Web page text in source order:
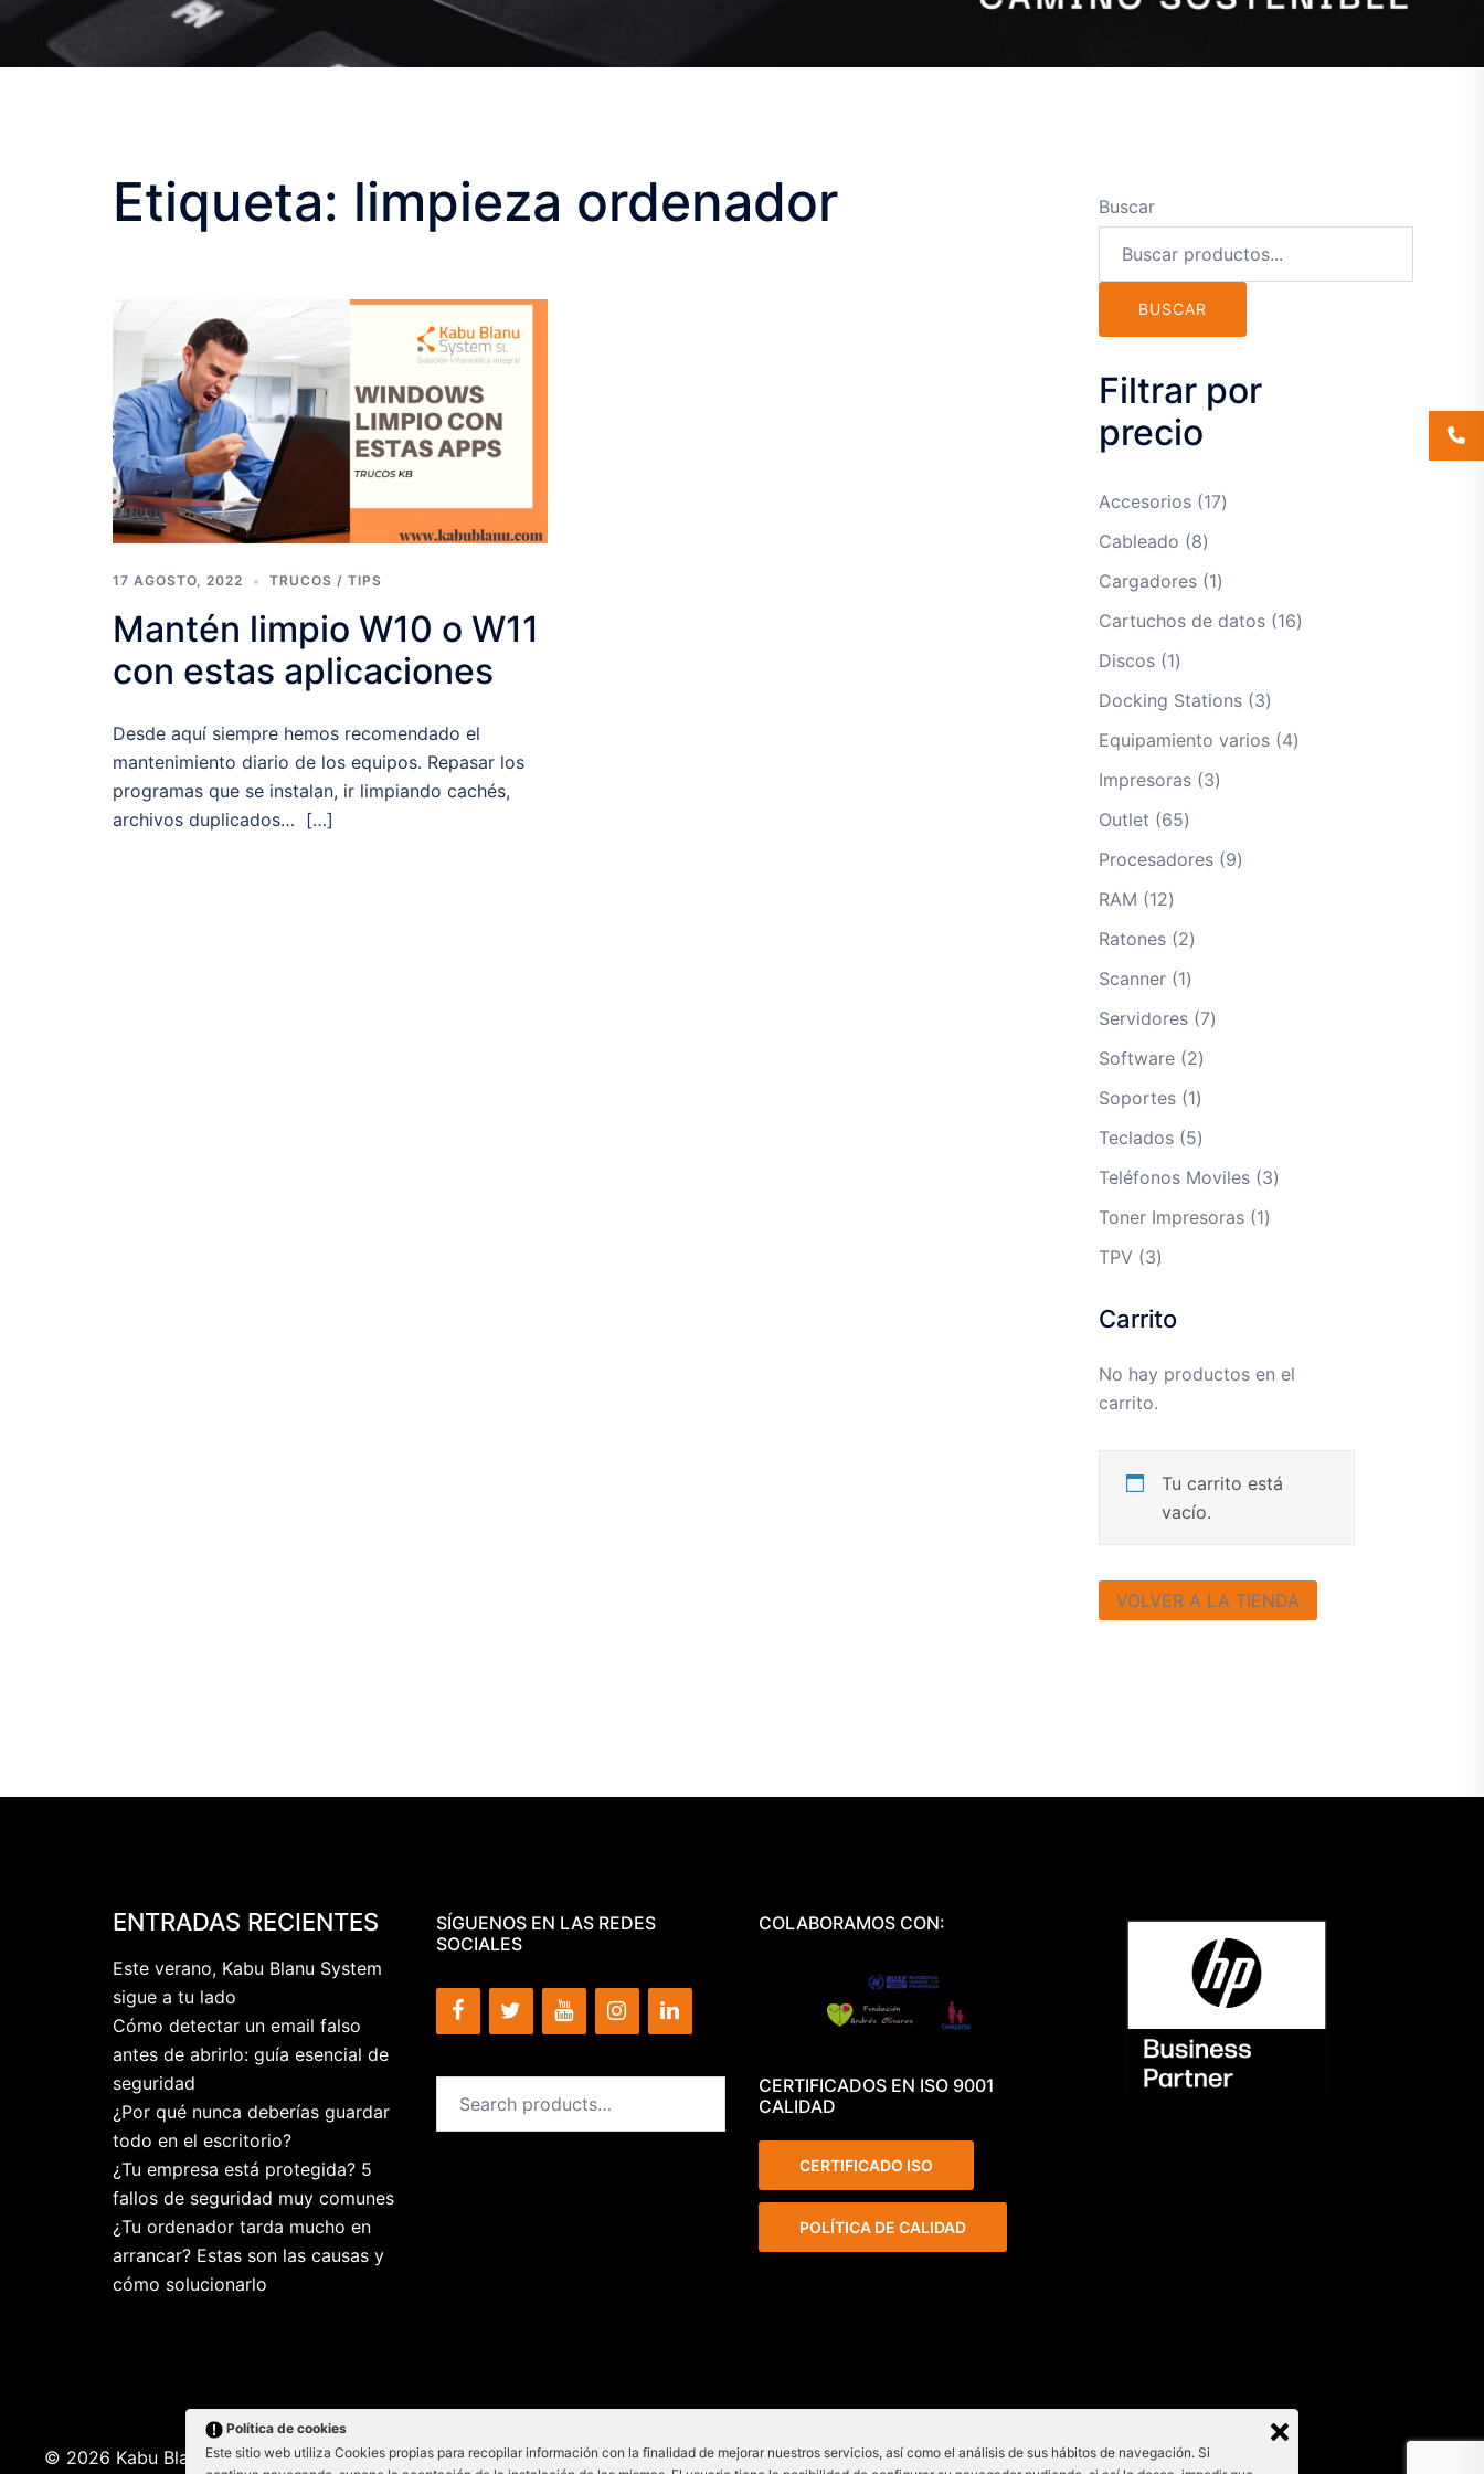
Etiqueta: limpieza ordenador
17 AGOSTO, 2022 TRUCOS / TIPS
Mantén limpio W10 o W11
con estas aplicaciones
Desde aquí siempre hemos recomendado el
mantenimiento diario de los equipos. Repasar los
programas que se instalan, ir limpiando cachés,
archivos duplicados… […]
Buscar
BUSCAR
Filtrar por
precio
Accesorios 1717
Cableado 88
productos
Cargadores 11
producto
Cartuchos de datos 1616
Discos 11
producto
Docking Stations 33
productos
Equipamiento varios 44
Impresoras 33
Outlet 6565
productos
Procesadores 99
RAM 1212
productos
Ratones 22
productos
Scanner 11
producto
Servidores 77
Software 22
productos
Soportes 11
producto
Teclados 55
productos
Teléfonos Moviles 33
Toner Impresoras 11
TPV 33
Carrito
No hay productos en el
carrito.
Tu carrito está
vacío.
VOLVER A LA TIENDA
ENTRADAS RECIENTES
Este verano, Kabu Blanu System
sigue a tu lado
Cómo detectar un email falso
antes de abrirlo: guía esencial de
seguridad
¿Por qué nunca deberías guardar
todo en el escritorio?
¿Tu empresa está protegida? 5
fallos de seguridad muy comunes
¿Tu ordenador tarda mucho en
arrancar? Estas son las causas y
cómo solucionarlo
SÍGUENOS EN LAS REDES
SOCIALES
for:
COLABORAMOS CON:
CERTIFICADOS EN ISO 9001
CALIDAD
CERTIFICADO ISO
POLÍTICA DE CALIDAD
© 2026 Kabu Blanu System SL. KabuBlanu System S.L - Lepant 339/341 (Local
Política de cookies
Este sitio web utiliza Cookies propias para recopilar información con la finalidad de mejorar nuestros servicios, así como el análisis de sus hábitos de navegación. Si